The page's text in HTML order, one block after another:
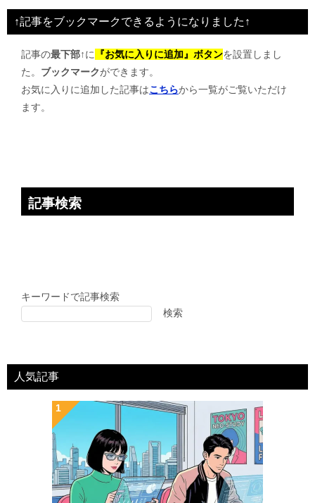
ビ
ゲ
↑記事をブックマークできるようになりました↑
記事の最下部↑に 『お気に入りに追加』ボタンを設置しまし
た。 ブックマークができます。
お気に入りに追加した記事はこちらから一覧がご覧いただけ
ます。
記事検索
キーワードで記事検索
検索
人気記事